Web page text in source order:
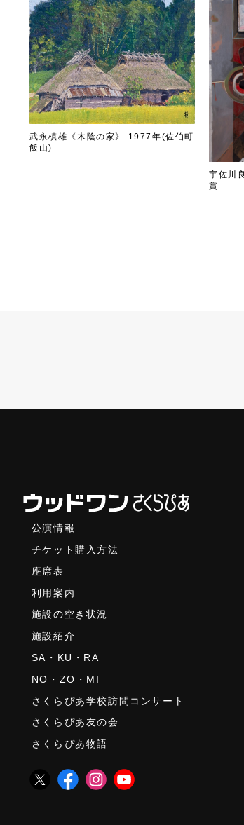
武永槙雄《木陰の家》 1977年(佐伯町
飯山)
宇佐川
賞
公演情報
チケット購入方法
座席表
利用案内
施設の空き状況
施設紹介
SA・KU・RA
NO・ZO・MI
さくらぴあ学校訪問コンサート
さくらぴあ友の会
さくらぴあ物語